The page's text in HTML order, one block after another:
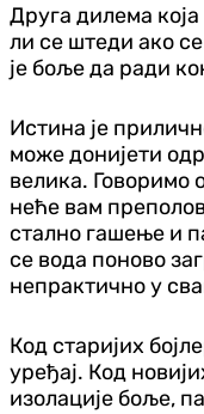
Друга дилема
ли се штеди ако
је боље да ради
Истина је
може донијети
велика. Говоримо
неће вам
стално гашење и
се вода поново
непрактично у
Код старијих
уређај. Код
изолације боље,